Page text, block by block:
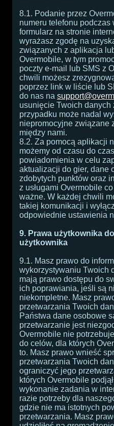
8.1. Podanie przez
numeru telefonu podczas
formularz na stronie
wyrażasz zgodę na
związanych z aplikacja
Overmobile, w tym
poczty e-mail lub SMS z
chwili możesz
poprzez link w liście lub
do nas na
usunięcie Twoich
przypadku może nadal
niepromocyjne związane
między nami.
8.2. Za pomocą aplikacji
możemy od czasu do
powiadomienia w celu
aktualizacji do gier, dane
zdobytych punktów oraz
z usługami Overmobile
ważne. W każdej chwili
takiej komunikacji i
odpowiednie ustawienia
9. Prawa użytkownika
użytkownika
9.1. Masz prawo do
wykorzystywaniu Twoich
mają prawo dostępu do
ich poprawiania, jeśli są
niekompletne. Masz
przetwarzania Twoich
Państwa dane osobowe
przetwarzanie jest
Overmobile nie
do celów, dla których
to. Masz prawo wnieść
przetwarzania Twoich
ograniczyć jego
których Overmobile
wykonanie zadania w
razie potrzeby dla
gdzie nie ma istotnych
przetwarzania. Masz